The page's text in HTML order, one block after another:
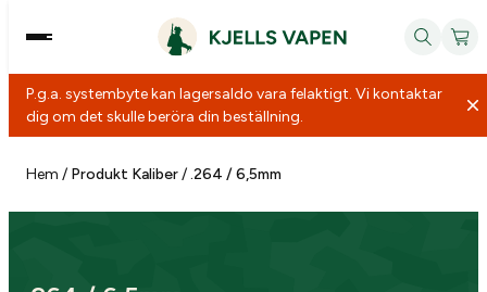
P.g.a. systembyte kan lagersaldo vara felaktigt. Vi kontaktar
dig om det skulle beröra din beställning.
Hem / Produkt Kaliber/.264 / 6,5mm